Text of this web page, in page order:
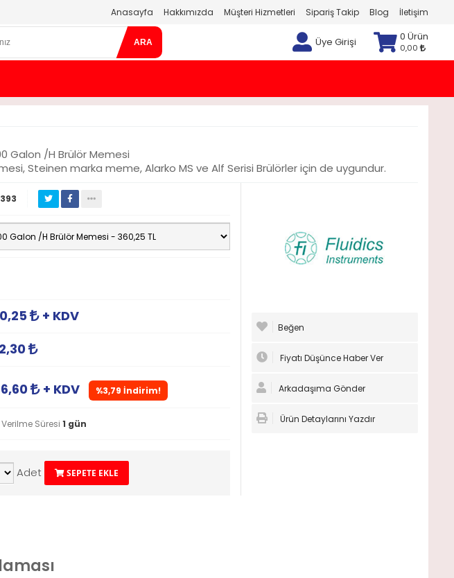
Anasayfa Hakkımızda Müşteri Hizmetleri Sipariş Takip Blog İletişim
ARA Üye Girişi 0 Ürün
0,00
Galon /H Brülör Memesi
Steinen marka meme, Alarko MS ve Alf Serisi Brülörler için de uygundur.
+ KDV
+ KDV %3,79 İndirim!
Süresi 1 gün
Adet SEPETE EKLE
Beğen
Fiyatı Düşünce Haber Ver
Arkadaşıma Gönder
Ürün Detaylarını Yazdır